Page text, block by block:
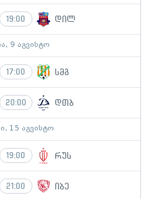
19:00 დილ
9 აგვისტო
17:00 სმგ
20:00 დთბ
15 აგვისტო
19:00 რუს
21:00 იბე